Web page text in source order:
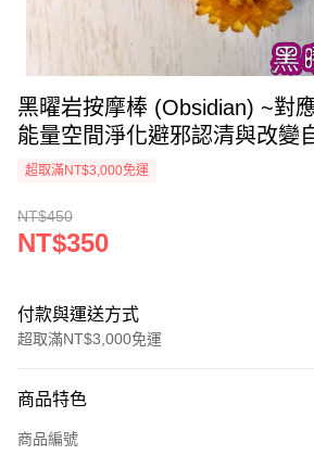
黑曜岩按摩棒 (Obsidian) ~對應海底輪去除負面
能量空間淨化避邪認清與改變
超取滿NT$3,000免運
NT$450
NT$350
付款與運送方式
超取滿NT$3,000免運
信用卡一次付款
商品特色
商品編號